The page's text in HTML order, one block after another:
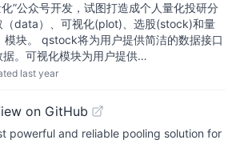
”公众号开发，试图打造成个人量化投研分
（data）、可视化(plot)、选股(stock)和量
块。 qstock将为用户提供简洁的数据接口
。可视化模块为用户提供…
last year
on GitHub
powerful and reliable pooling solution for